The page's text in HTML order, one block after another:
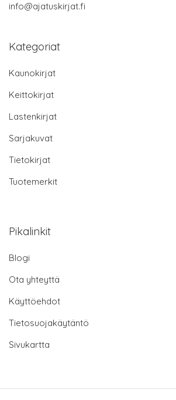
info@ajatuskirjat.fi
Kategoriat
Kaunokirjat
Keittokirjat
Lastenkirjat
Sarjakuvat
Tietokirjat
Tuotemerkit
Pikalinkit
Blogi
Ota yhteyttä
Käyttöehdot
Tietosuojakäytäntö
Sivukartta